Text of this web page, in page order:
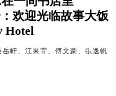
欢迎光临故事大饭
Hotel
軒、江果霏、傅文豪、張逸帆